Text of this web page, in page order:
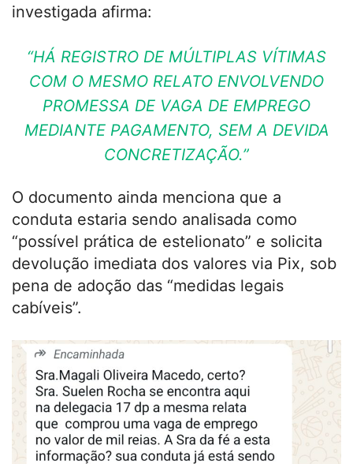
investigada afirma:
“HÁ REGISTRO DE MÚLTIPLAS VÍTIMAS
COM O MESMO RELATO ENVOLVENDO
PROMESSA DE VAGA DE EMPREGO
MEDIANTE PAGAMENTO, SEM A DEVIDA
CONCRETIZAÇÃO.”
O documento ainda menciona que a
conduta estaria sendo analisada como
“possível prática de estelionato” e solicita
devolução imediata dos valores via Pix, sob
pena de adoção das “medidas legais
cabíveis”.